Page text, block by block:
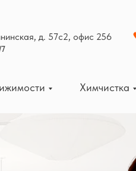
д. 57с2, офис 256
Химчистка